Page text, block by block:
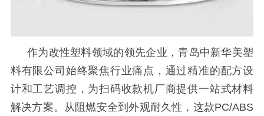
作为改性塑料领域的领先企业，青岛中新华美塑
料有限公司 始终聚焦行业痛点，通过精准的配方设
计和工艺调控，为扫码收款机厂商提供一站式材料
解决方案。从阻燃安全到外观耐久性，这款PC/ABS